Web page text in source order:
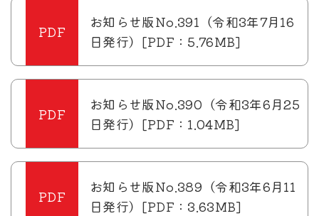
お知らせ版No.391（令和3年7月16
日発行）[PDF：5.76MB]
お知らせ版No.390（令和3年6月25
日発行）[PDF：1.04MB]
お知らせ版No.389（令和3年6月11
日発行）[PDF：3.63MB]